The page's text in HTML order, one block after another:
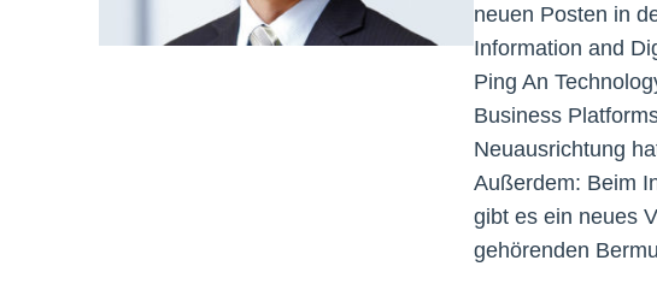
neuen Posten in
Information and
Ping An
Business
Neuausrichtung
Außerdem: Beim
gibt es ein neues
gehörenden